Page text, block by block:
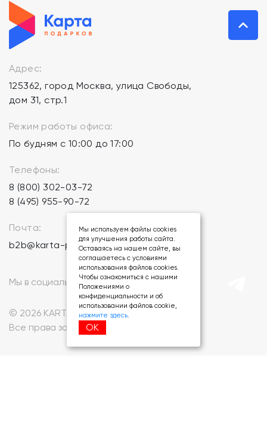
Адрес:
125362, город Москва, улица Свободы,
дом 31, стр.1
Режим работы офиса:
По будням с 10:00 до 17:00
Телефоны:
8 (800) 302-03-72
8 (495) 955-90-72
Почта:
b2b@karta-podarkov.ru
© 2026 KARTA-PODARKOV.RU.
Все права защищены.
Мы в социальных сетях:
Мы используем файлы cookies
для улучшения работы сайта.
Оставаясь на нашем сайте, вы
соглашаетесь с условиями
использования файлов cookies.
Чтобы ознакомиться с нашими
Положениями о
конфиденциальности и об
использовании файлов cookie,
нажмите здесь.
ОК